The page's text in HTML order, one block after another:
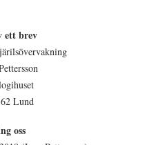
ett brev
Lund
oss